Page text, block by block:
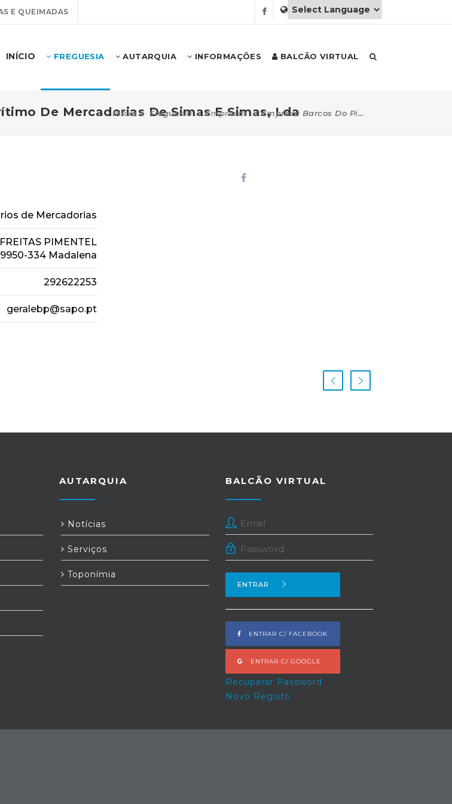
E QUEIMADAS
INÍCIO FREGUESIA AUTARQUIA INFORMAÇÕES BALCÃO VIRTUAL
De Mercadorias De Simas E Simas, Lda
Início Freguesia Empresas Empresa Barcos Do Pi...
de Mercadorias
PIMENTEL
9950-334 Madalena
292622253
geralebp@sapo.pt
AUTARQUIA
Notícias
Serviços
Toponímia
BALCÃO VIRTUAL
ENTRAR
ENTRAR C/ FACEBOOK
ENTRAR C/ GOOGLE
Recuperar Password
Novo Registo